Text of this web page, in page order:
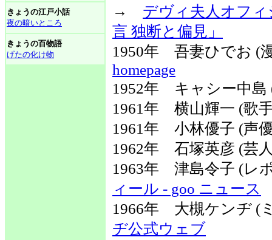
きょうの江戸小話
夜の暗いところ
きょうの百物語
げたの化け物
→ デヴィ夫人オフ
言 独断と偏見」
1950年 吾妻ひで
homepage
1952年 キャシー中島
1961年 横山輝一 (歌
1961年 小林優子 (
1962年 石塚英彦 (芸
1963年 津島令子 (
ィール - goo ニュース
1966年 大槻ケンヂ
ヂ公式ウェブ